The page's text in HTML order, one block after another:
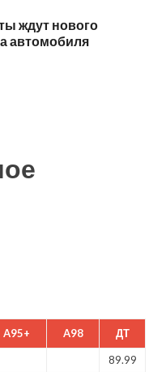
ждут нового
автомобиля
A95+ A98 ДТ
89.99